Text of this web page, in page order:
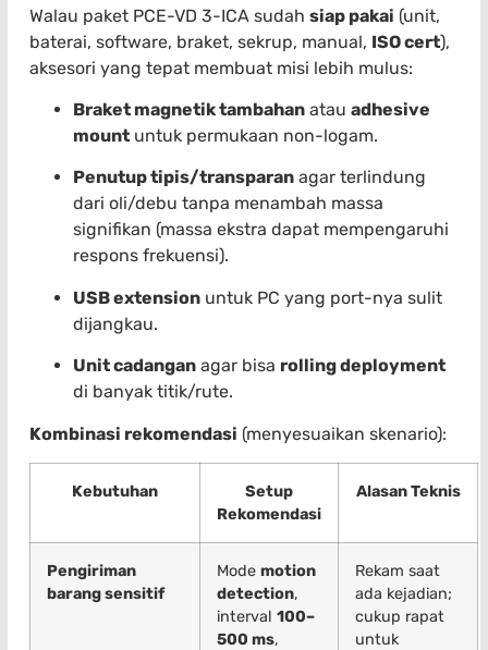
Walau paket PCE-VD 3-ICA sudah siap pakai (unit,
baterai, software, braket, sekrup, manual, ISO cert),
aksesori yang tepat membuat misi lebih mulus:
Braket magnetik tambahan atau adhesive
mount untuk permukaan non-logam.
Penutup tipis/transparan agar terlindung
dari oli/debu tanpa menambah massa
signifikan (massa ekstra dapat mempengaruhi
respons frekuensi).
USB extension untuk PC yang port-nya sulit
dijangkau.
Unit cadangan agar bisa rolling deployment
di banyak titik/rute.
Kombinasi rekomendasi (menyesuaikan skenario):
Kebutuhan
Setup
Rekomendasi
Alasan Teknis
Pengiriman
barang sensitif
Mode motion
detection,
interval 100–
500 ms,
Rekam saat
ada kejadian;
cukup rapat
untuk